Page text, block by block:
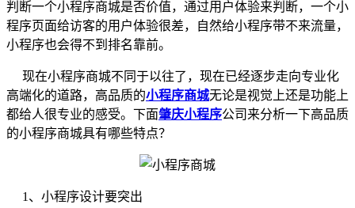
判断一个小程序商城是否价值，通过用户体验来判断，一个小
程序页面给访客的用户体验很差，自然给小程序带不来流量，
小程序也会得不到排名靠前。
现在小程序商城不同于以往了，现在已经逐步走向专业化
高端化的道路，高品质的小程序商城无论是视觉上还是功能上
都给人很专业的感受。下面肇庆小程序公司来分析一下高品质
的小程序商城具有哪些特点？
1、小程序设计要突出